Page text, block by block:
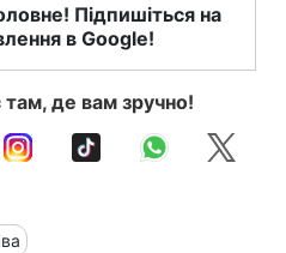
Підпишіться на
в Google!
де вам зручно!